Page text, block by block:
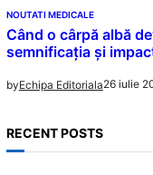
NOUTATI MEDICALE
Când o cârpă albă
semnificația și
byEchipa Editoriala26 iulie
RECENT POSTS